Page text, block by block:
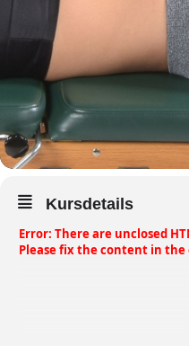
Kursdetails
Error: There are unclosed
Please fix the content in the